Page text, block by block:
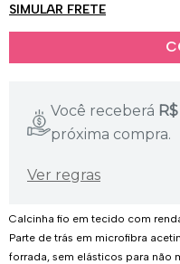
SIMULAR FRETE
Você receberá R$
próxima compra.
Ver regras
Calcinha fio em tecido com
Parte de trás em microfibra
forrada, sem elásticos para não